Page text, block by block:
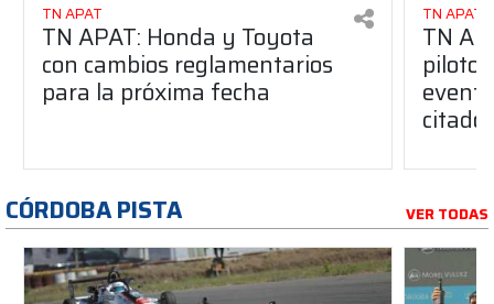
TN APAT
TN APAT: Honda y Toyota
con cambios reglamentarios
para la próxima fecha
TN APAT
TN
piloto
citado
CÓRDOBA PISTA VER TODAS